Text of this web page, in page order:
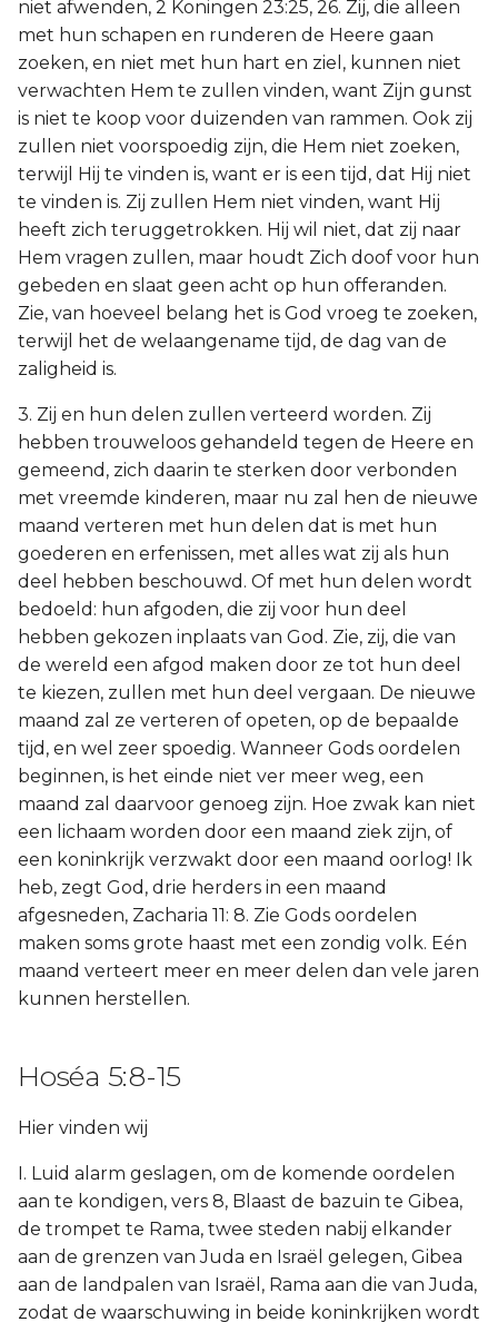
niet afwenden, 2 Koningen 23:25, 26. Zij, die alleen
met hun schapen en runderen de Heere gaan
zoeken, en niet met hun hart en ziel, kunnen niet
verwachten Hem te zullen vinden, want Zijn gunst
is niet te koop voor duizenden van rammen. Ook zij
zullen niet voorspoedig zijn, die Hem niet zoeken,
terwijl Hij te vinden is, want er is een tijd, dat Hij niet
te vinden is. Zij zullen Hem niet vinden, want Hij
heeft zich teruggetrokken. Hij wil niet, dat zij naar
Hem vragen zullen, maar houdt Zich doof voor hun
gebeden en slaat geen acht op hun offeranden.
Zie, van hoeveel belang het is God vroeg te zoeken,
terwijl het de welaangename tijd, de dag van de
zaligheid is.
3. Zij en hun delen zullen verteerd worden. Zij
hebben trouweloos gehandeld tegen de Heere en
gemeend, zich daarin te sterken door verbonden
met vreemde kinderen, maar nu zal hen de nieuwe
maand verteren met hun delen dat is met hun
goederen en erfenissen, met alles wat zij als hun
deel hebben beschouwd. Of met hun delen wordt
bedoeld: hun afgoden, die zij voor hun deel
hebben gekozen inplaats van God. Zie, zij, die van
de wereld een afgod maken door ze tot hun deel
te kiezen, zullen met hun deel vergaan. De nieuwe
maand zal ze verteren of opeten, op de bepaalde
tijd, en wel zeer spoedig. Wanneer Gods oordelen
beginnen, is het einde niet ver meer weg, een
maand zal daarvoor genoeg zijn. Hoe zwak kan niet
een lichaam worden door een maand ziek zijn, of
een koninkrijk verzwakt door een maand oorlog! Ik
heb, zegt God, drie herders in een maand
afgesneden, Zacharia 11: 8. Zie Gods oordelen
maken soms grote haast met een zondig volk. Eén
maand verteert meer en meer delen dan vele jaren
kunnen herstellen.
Hoséa 5:8-15
Hier vinden wij
I. Luid alarm geslagen, om de komende oordelen
aan te kondigen, vers 8, Blaast de bazuin te Gibea,
de trompet te Rama, twee steden nabij elkander
aan de grenzen van Juda en Israël gelegen, Gibea
aan de landpalen van Israël, Rama aan die van Juda,
zodat de waarschuwing in beide koninkrijken wordt